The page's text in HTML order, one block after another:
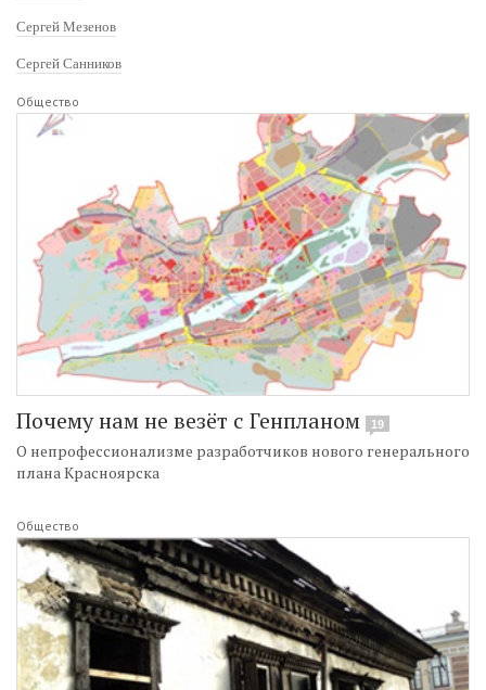
Сергей Мезенов
Сергей Санников
Общество
Почему нам не везёт с Генпланом 19
О непрофессионализме разработчиков нового генерального
плана Красноярска
Общество